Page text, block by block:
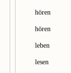
hören
hören
leben
lesen